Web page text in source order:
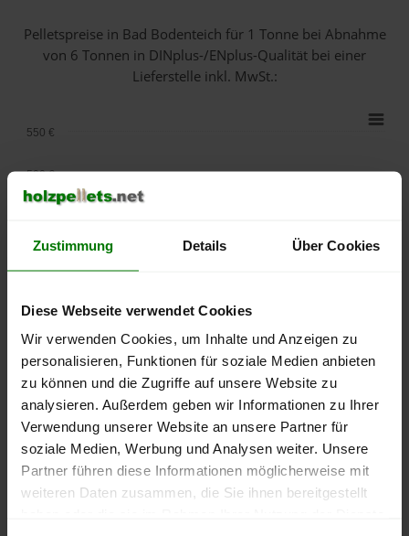
Zustimmung Details Über Cookies
Diese Webseite verwendet Cookies
Wir verwenden Cookies, um Inhalte und Anzeigen zu
personalisieren, Funktionen für soziale Medien anbieten
zu können und die Zugriffe auf unsere Website zu
analysieren. Außerdem geben wir Informationen zu Ihrer
Verwendung unserer Website an unsere Partner für
soziale Medien, Werbung und Analysen weiter. Unsere
Partner führen diese Informationen möglicherweise mit
weiteren Daten zusammen, die Sie ihnen bereitgestellt
Pelletspreise in Bad Bodenteich für 1 Tonne bei Abnahme
von 6 Tonnen in DINplus-/ENplus-Qualität bei einer
Lieferstelle inkl. MwSt.:
lose Ware Sackware
September
2025
Januar
2026
Mai
2026
250 €
300 €
500 €
550 €
Die aktuelle Preisentwicklung für Holzpellets in Deutschland
können Sie jederzeit auf unsererPelletspreise-Seite